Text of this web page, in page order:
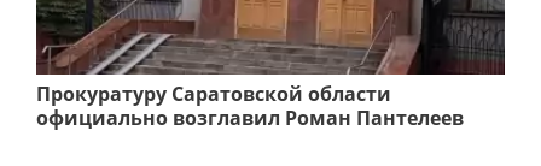
Прокуратуру Саратовской области
официально возглавил Роман Пантелеев